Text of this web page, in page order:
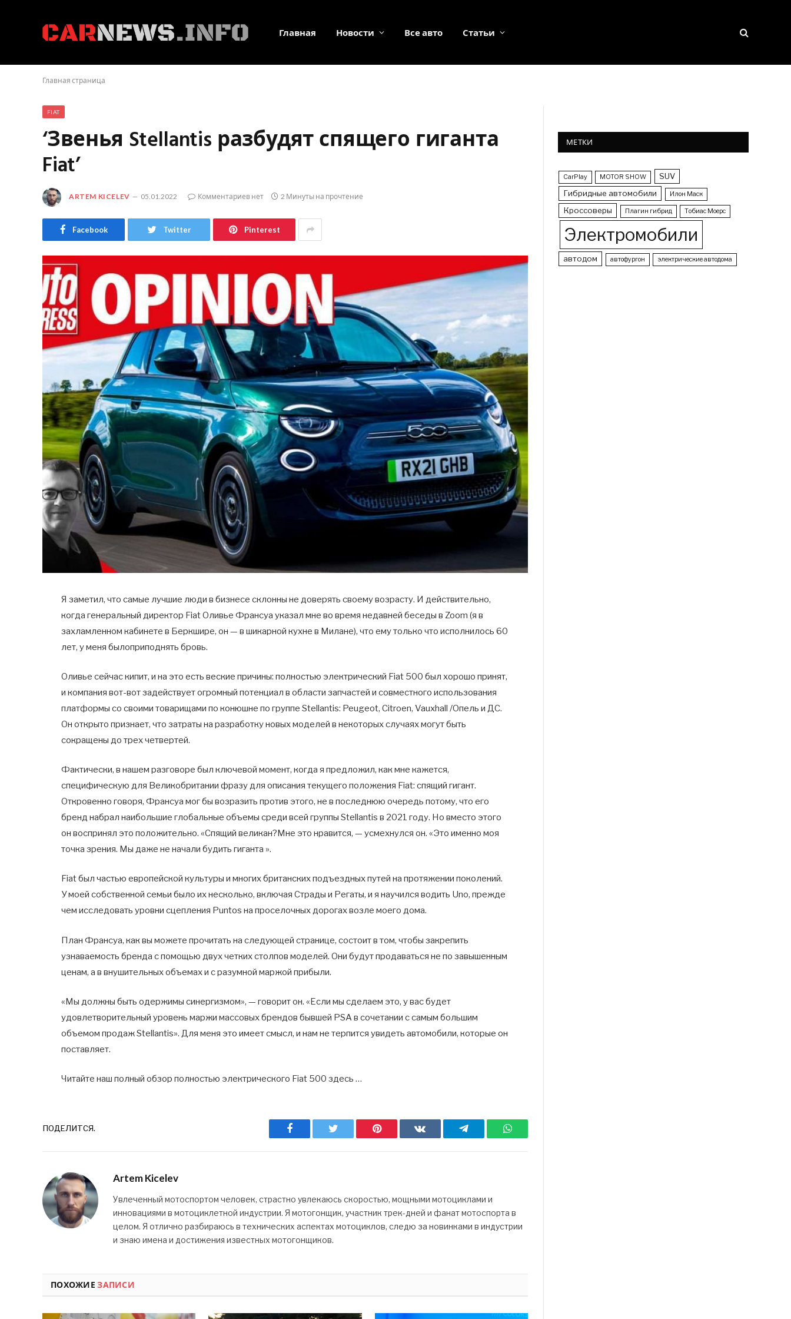
Главная Новости Все авто Статьи
Главная страница
FIAT
‘Звенья Stellantis разбудят спящего гиганта
Fiat’
ARTEM KICELEV 05.01.2022 Комментариев нет 2 Минуты на прочтение
Facebook Twitter Pinterest
Я заметил, что самые лучшие люди в бизнесе склонны не доверять своему возрасту. И действительно,
когда генеральный директор Fiat Оливье Франсуа указал мне во время недавней беседы в Zoom (я в
захламленном кабинете в Беркшире, он — в шикарной кухне в Милане), что ему только что исполнилось 60
лет, у меня былоприподнять бровь.
Оливье сейчас кипит, и на это есть веские причины: полностью электрический Fiat 500 был хорошо принят,
и компания вот-вот задействует огромный потенциал в области запчастей и совместного использования
платформы со своими товарищами по конюшне по группе Stellantis: Peugeot, Citroen, Vauxhall /Опель и ДС.
Он открыто признает, что затраты на разработку новых моделей в некоторых случаях могут быть
сокращены до трех четвертей.
Фактически, в нашем разговоре был ключевой момент, когда я предложил, как мне кажется,
специфическую для Великобритании фразу для описания текущего положения Fiat: спящий гигант.
Откровенно говоря, Франсуа мог бы возразить против этого, не в последнюю очередь потому, что его
бренд набрал наибольшие глобальные объемы среди всей группы Stellantis в 2021 году. Но вместо этого
он воспринял это положительно. «Спящий великан?Мне это нравится, — усмехнулся он. «Это именно моя
точка зрения. Мы даже не начали будить гиганта ».
Fiat был частью европейской культуры и многих британских подъездных путей на протяжении поколений.
У моей собственной семьи было их несколько, включая Страды и Регаты, и я научился водить Uno, прежде
чем исследовать уровни сцепления Puntos на проселочных дорогах возле моего дома.
План Франсуа, как вы можете прочитать на следующей странице, состоит в том, чтобы закрепить
узнаваемость бренда с помощью двух четких столпов моделей. Они будут продаваться не по завышенным
ценам, а в внушительных объемах и с разумной маржой прибыли.
«Мы должны быть одержимы синергизмом», — говорит он. «Если мы сделаем это, у вас будет
удовлетворительный уровень маржи массовых брендов бывшей PSA в сочетании с самым большим
объемом продаж Stellantis». Для меня это имеет смысл, и нам не терпится увидеть автомобили, которые он
поставляет.
Читайте наш полный обзор полностью электрического Fiat 500 здесь …
ПОДЕЛИТСЯ. Facebook Twitter Pinterest ВКонтактеTelegram WhatsApp
Artem Kicelev
Увлеченный мотоспортом человек, страстно увлекаюсь скоростью, мощными мотоциклами и
инновациями в мотоциклетной индустрии. Я мотогонщик, участник трек-дней и фанат мотоспорта в
целом. Я отлично разбираюсь в технических аспектах мотоциклов, следю за новинками в индустрии
и знаю имена и достижения известных мотогонщиков.
ПОХОЖИЕЗАПИСИ
МЕТКИ
CarPlay MOTOR SHOW
SUV
Гибридные автомобили
Илон Маск
Кроссоверы Плагин гибрид Тобиас Моерс
Электромобили
автодом автофургон электрические автодома